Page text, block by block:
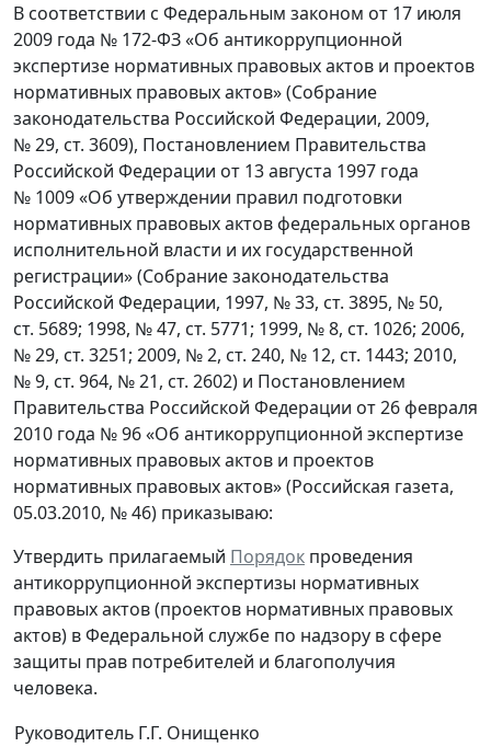
В соответствии с Федеральным законом от 17 июля
2009 года № 172-ФЗ «Об антикоррупционной
экспертизе нормативных правовых актов и проектов
нормативных правовых актов» (Собрание
законодательства Российской Федерации, 2009,
№ 29, ст. 3609), Постановлением Правительства
Российской Федерации от 13 августа 1997 года
№ 1009 «Об утверждении правил подготовки
нормативных правовых актов федеральных органов
исполнительной власти и их государственной
регистрации» (Собрание законодательства
Российской Федерации, 1997, № 33, ст. 3895, № 50,
ст. 5689; 1998, № 47, ст. 5771; 1999, № 8, ст. 1026; 2006,
№ 29, ст. 3251; 2009, № 2, ст. 240, № 12, ст. 1443; 2010,
№ 9, ст. 964, № 21, ст. 2602) и Постановлением
Правительства Российской Федерации от 26 февраля
2010 года № 96 «Об антикоррупционной экспертизе
нормативных правовых актов и проектов
нормативных правовых актов» (Российская газета,
05.03.2010, № 46) приказываю:
Утвердить прилагаемый Порядок проведения
антикоррупционной экспертизы нормативных
правовых актов (проектов нормативных правовых
актов) в Федеральной службе по надзору в сфере
защиты прав потребителей и благополучия
человека.
Руководитель Г.Г. Онищенко